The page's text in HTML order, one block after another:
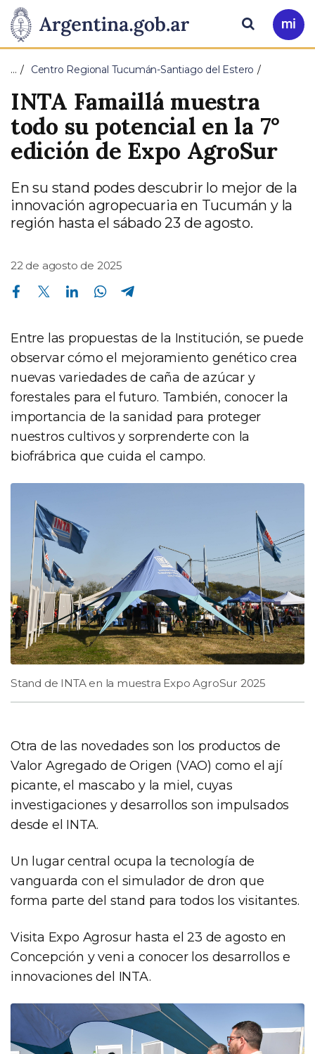
Presidencia
de
la
Nación
Pasar al contenido principal
Ir
a
Buscar
… Centro Regional Tucumán-Santiago del Estero
INTA Famaillá muestra
todo su potencial en la 7°
edición de Expo AgroSur
En su stand podes descubrir lo mejor de la
innovación agropecuaria en Tucumán y la
región hasta el sábado 23 de agosto.
22 de agosto de 2025
Compartir en Facebook Compartir en Twitter Compartir en Linkedin Compartir en Whatsapp
Entre las propuestas de la Institución, se puede
observar cómo el mejoramiento genético crea
nuevas variedades de caña de azúcar y
forestales para el futuro. También, conocer la
importancia de la sanidad para proteger
nuestros cultivos y sorprenderte con la
biofrábrica que cuida el campo.
Stand de INTA en la muestra Expo AgroSur 2025
Otra de las novedades son los productos de
Valor Agregado de Origen (VAO) como el ají
picante, el mascabo y la miel, cuyas
investigaciones y desarrollos son impulsados
desde el INTA.
Un lugar central ocupa la tecnología de
vanguarda con el simulador de dron que
forma parte del stand para todos los visitantes.
Visita Expo Agrosur hasta el 23 de agosto en
Concepción y veni a conocer los desarrollos e
innovaciones del INTA.